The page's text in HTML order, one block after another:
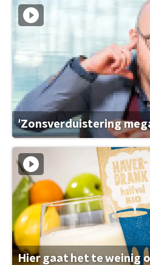
'Zonsverduistering
Hier gaat het te weinig